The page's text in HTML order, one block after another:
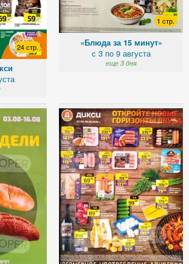
24 стр.
1 стр.
«Блюда за 15 минут»
с 3 по 9 августа
еще 3 дня